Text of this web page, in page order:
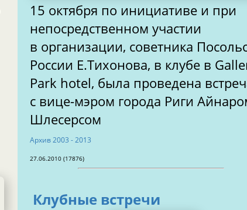
15 октября по инициативе и при
непосредственном участии
в организации, советника
России Е.Тихонова, в клубе в Gallery
Park hotel, была проведена
с вице-мэром города Риги
Шлесерсом
Aрхив 2003 - 2013
27.06.2010 (17876)
Клубные встречи